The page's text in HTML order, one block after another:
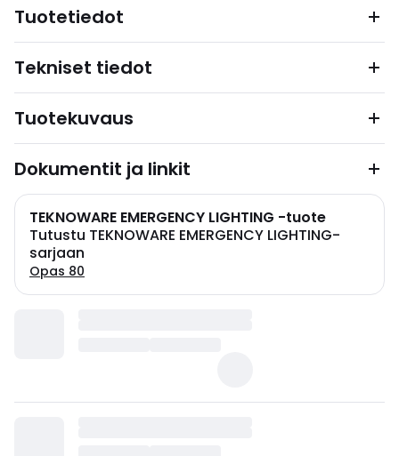
Tuotetiedot
Tekniset tiedot
Tuotekuvaus
Dokumentit ja linkit
TEKNOWARE EMERGENCY LIGHTING -tuote
Tutustu TEKNOWARE EMERGENCY LIGHTING-
sarjaan
Opas 80